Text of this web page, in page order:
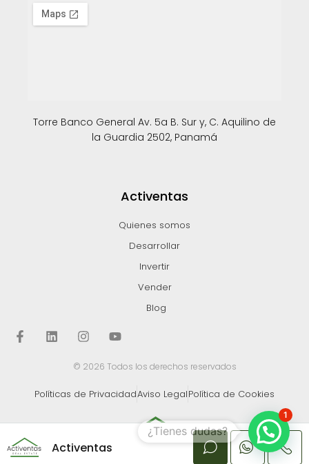
Torre Banco General Av. 5a B. Sur y, C. Aquilino de
la Guardia 2502, Panamá
Activentas
Quienes somos
Desarrollar
Invertir
Vender
Blog
© 2026 Todos los derechos reservados
Políticas de PrivacidadAviso LegalPolítica de Cookies
Activentas
1